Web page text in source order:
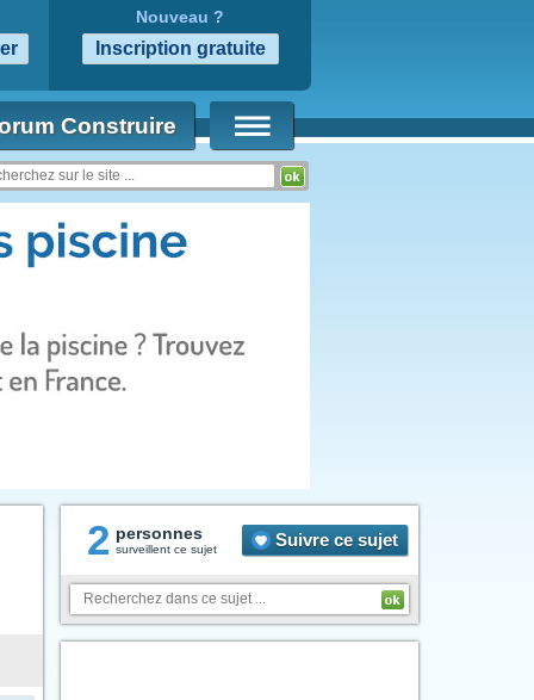
Nouveau ?
Construire
2 personnes
surveillent ce sujet Suivre ce sujet